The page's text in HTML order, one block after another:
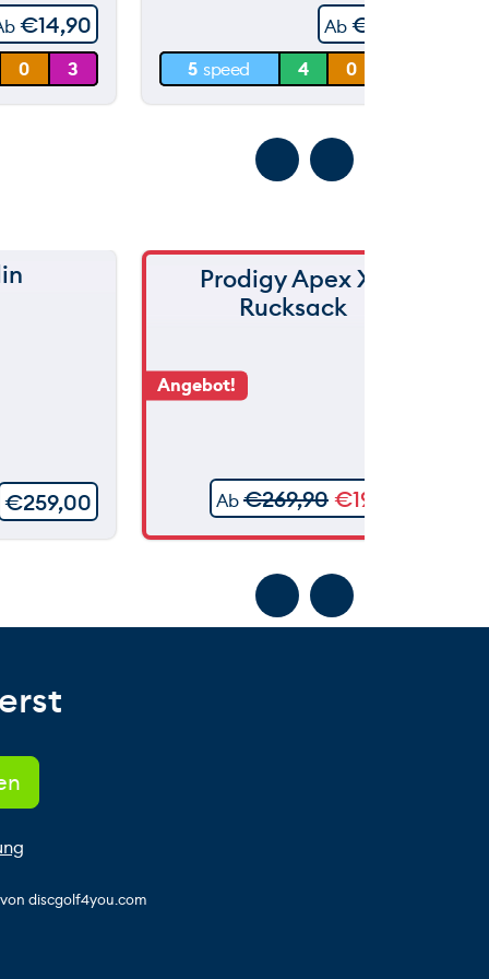
€14,90
0 3 0 m
Ab€
5 speed 4 0
€259,00
Angebot!
Prodigy Apex XL
Rucksack
Ab€269,90€199,90
discgolf4you.com